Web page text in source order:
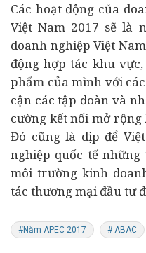
Các hoạt động của
Việt Nam 2017 sẽ là
doanh nghiệp Việt
động hợp tác khu
phẩm của mình với các
cận các tập đoàn và
cường kết nối mở
Đó cũng là dịp để
nghiệp quốc tế
môi trường kinh
tác thương mại đầu tư
#Năm APEC 2017 # ABAC